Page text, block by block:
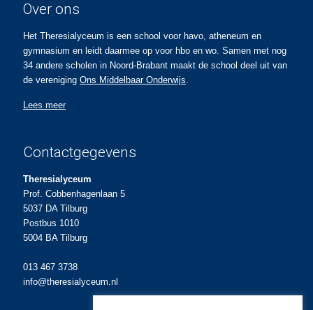
Over ons
Het Theresialyceum is een school voor havo, atheneum en
gymnasium en leidt daarmee op voor hbo en wo. Samen met nog
34 andere scholen in Noord-Brabant maakt de school deel uit van
de vereniging Ons Middelbaar Onderwijs.
Lees meer
Contactgegevens
Theresialyceum
Prof. Cobbenhagenlaan 5
5037 DA Tilburg
Postbus 1010
5004 BA Tilburg
013 467 3738
info@theresialyceum.nl